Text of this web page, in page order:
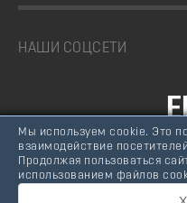
НАШИ СОЦСЕТИ
© Федерация
Мы используем cookie. Это
взаимодействие
Продолжая пользоваться
использованием файлов